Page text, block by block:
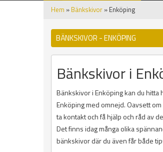
Hem » Bänkskivor » Enköping
BÄNKSKIVOR - ENKÖPING
Bänkskivor i
Bänkskivor i Enköping kan du
Enköping med omnejd. Oavsett
ta kontakt och få hjälp och råd av
Det finns idag många olika
bänkskivor där du även får både